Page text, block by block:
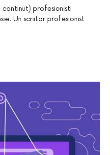
profesionisti
Un scriitor profesionist